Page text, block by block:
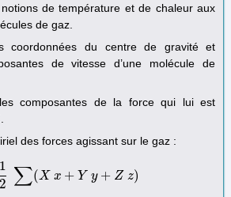
de température et de chaleur aux
de gaz.
coordonnées du centre de gravité et
de vitesse d’une molécule de
composantes de la force qui lui est
des forces agissant sur le gaz :
1
2 ∑(X x + Y y + Z z)
V 12 ∑(X x+ Y y+ Z z)